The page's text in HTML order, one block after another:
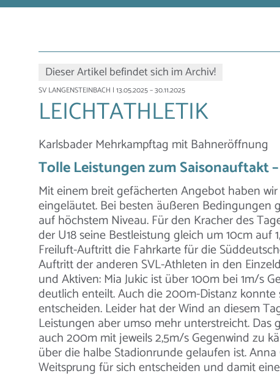
Dieser Artikel befindet sich im Archiv!
SV LANGENSTEINBACH | 13.05.2025 – 30.11.2025
LEICHTATHLETIK
Karlsbader Mehrkampftag mit Bahneröffnung
Tolle Leistungen zum Saisonauftakt
Mit einem breit gefächerten Angebot haben
eingeläutet. Bei besten äußeren Bedingungen
auf höchstem Niveau. Für den Kracher des
der U18 seine Bestleistung gleich um 10cm
Freiluft-Auftritt die Fahrkarte für die
Auftritt der anderen SVL-Athleten in den
und Aktiven: Mia Jukic ist über 100m bei 1m/s
deutlich enteilt. Auch die 200m-Distanz
entscheiden. Leider hat der Wind an diesem
Leistungen aber umso mehr unterstreicht.
auch 200m mit jeweils 2,5m/s Gegenwind zu
über die halbe Stadionrunde gelaufen ist.
Weitsprung für sich entscheiden und damit